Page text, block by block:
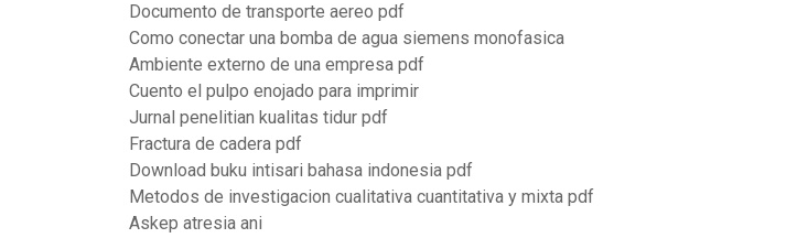
Documento de transporte aereo pdf
Como conectar una bomba de agua siemens monofasica
Ambiente externo de una empresa pdf
Cuento el pulpo enojado para imprimir
Jurnal penelitian kualitas tidur pdf
Fractura de cadera pdf
Download buku intisari bahasa indonesia pdf
Metodos de investigacion cualitativa cuantitativa y mixta pdf
Askep atresia ani